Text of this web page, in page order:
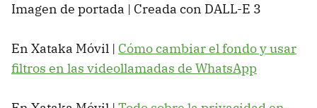
Imagen de portada | Creada con DALL-E 3
En Xataka Móvil | Cómo cambiar el fondo y usar
filtros en las videollamadas de WhatsApp